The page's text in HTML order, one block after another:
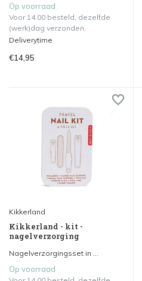
Op voorraad
Voor 14.00 besteld, dezelfde
(werk)dag verzonden.
Deliverytime
€14,95
Kikkerland
Kikkerland - kit -
nagelverzorging
Nagelverzorgingsset in ...
Op voorraad